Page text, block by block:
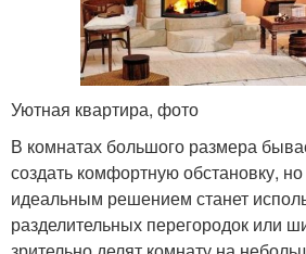
Уютная квартира, фото
В комнатах большого размера
создать комфортную обстановку, но
идеальным решением станет
разделительных перегородок или